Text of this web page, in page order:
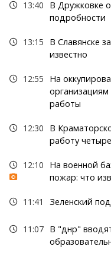
13:40
В Дружковке
подробности
13:15
В Славянске
известно
12:55
На
работы
12:30
В
работу
12:10
На военной
пожар: что
11:41 Зеленский
11:07 В "днр"